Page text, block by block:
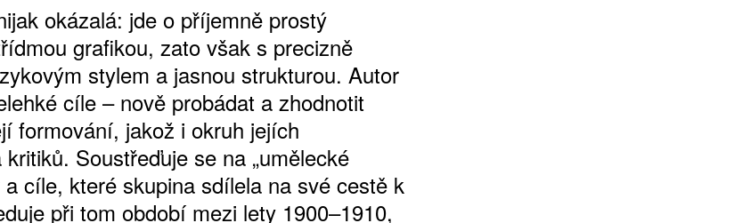
okázalá: jde o příjemně prostý
grafikou, zato však s precizně
stylem a jasnou strukturou. Autor
cíle – nově probádat a zhodnotit
formování, jakož i okruh jejích
Soustřeďuje se na „umělecké
cíle, které skupina sdílela na své cestě k
při tom období mezi lety 1900–1910,